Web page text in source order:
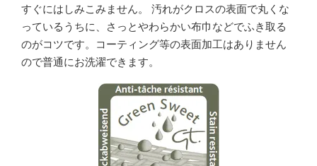
すぐにはしみこみません。 汚れがクロスの表面で丸くな
っているうちに、さっとやわらかい布巾などでふき取る
のがコツです。コーティング等の表面加工はありません
ので普通にお洗濯できます。